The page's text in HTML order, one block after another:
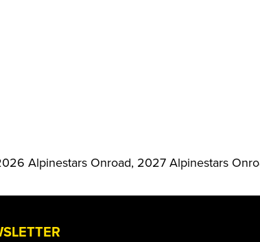
Alpinestars Onroad, 2027 Alpinestars